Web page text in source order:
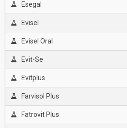
Esegal
Evisel
Evisel Oral
Evit-Se
Evitplus
Farvisol Plus
Fatrovit Plus